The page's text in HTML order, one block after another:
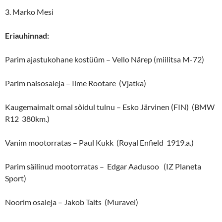
3. Marko Mesi
Eriauhinnad:
Parim ajastukohane kostüüm – Vello Närep (miilitsa M-72)
Parim naisosaleja – Ilme Rootare (Vjatka)
Kaugemaimalt omal sõidul tulnu – Esko Järvinen (FIN) (BMW
R12 380km.)
Vanim mootorratas – Paul Kukk (Royal Enfield 1919.a.)
Parim säilinud mootorratas – Edgar Aadusoo (IZ Planeta
Sport)
Noorim osaleja – Jakob Talts (Muravei)